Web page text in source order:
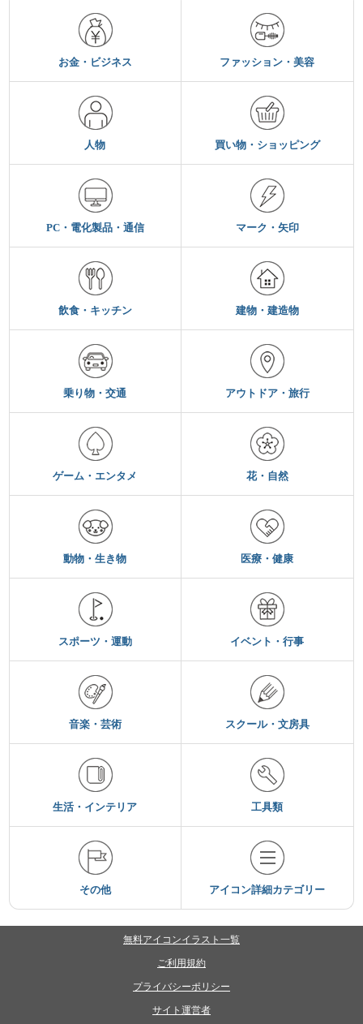
お金・ビジネス ファッション・美容
人物 買い物・ショッピング
PC・電化製品・通信 マーク・矢印
飲食・キッチン 建物・建造物
乗り物・交通 アウトドア・旅行
ゲーム・エンタメ 花・自然
動物・生き物 医療・健康
スポーツ・運動 イベント・行事
音楽・芸術 スクール・文房具
生活・インテリア 工具類
その他 アイコン詳細カテゴリー
無料アイコンイラスト一覧
ご利用規約
プライバシーポリシー
サイト運営者